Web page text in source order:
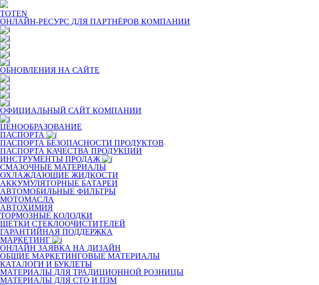
TOTEN
ОНЛАЙН-РЕСУРС ДЛЯ ПАРТНЁРОВ КОМПАНИИ
ОБНОВЛЕНИЯ НА САЙТЕ
ОФИЦИАЛЬНЫЙ САЙТ КОМПАНИИ
ЦЕНООБРАЗОВАНИЕ
ПАСПОРТА
ПАСПОРТА БЕЗОПАСНОСТИ ПРОДУКТОВ
ПАСПОРТА КАЧЕСТВА ПРОДУКЦИИ
ИНСТРУМЕНТЫ ПРОДАЖ
СМАЗОЧНЫЕ МАТЕРИАЛЫ
ОХЛАЖДАЮЩИЕ ЖИДКОСТИ
АККУМУЛЯТОРНЫЕ БАТАРЕИ
АВТОМОБИЛЬНЫЕ ФИЛЬТРЫ
МОТОМАСЛА
АВТОХИМИЯ
ТОРМОЗНЫЕ КОЛОДКИ
ЩЕТКИ СТЕКЛООЧИСТИТЕЛЕЙ
ГАРАНТИЙНАЯ ПОДДЕРЖКА
МАРКЕТИНГ
ОНЛАЙН ЗАЯВКА НА ДИЗАЙН
ОБЩИЕ МАРКЕТИНГОВЫЕ МАТЕРИАЛЫ
КАТАЛОГИ И БУКЛЕТЫ
МАТЕРИАЛЫ ДЛЯ ТРАДИЦИОННОЙ РОЗНИЦЫ
МАТЕРИАЛЫ ДЛЯ СТО И ПЗМ